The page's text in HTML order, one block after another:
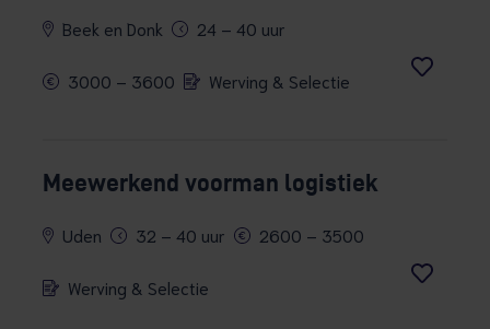
Beek en Donk 24 – 40 uur
3000 – 3600 Werving & Selectie
Meewerkend voorman logistiek
Uden 32 – 40 uur 2600 – 3500
Werving & Selectie